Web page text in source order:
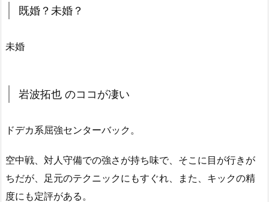
既婚？未婚？
未婚
岩波拓也 のココが凄い
ドデカ系屈強センターバック。
空中戦、対人守備での強さが持ち味で、そこに目が行きが
ちだが、足元のテクニックにもすぐれ、また、キックの精
度にも定評がある。